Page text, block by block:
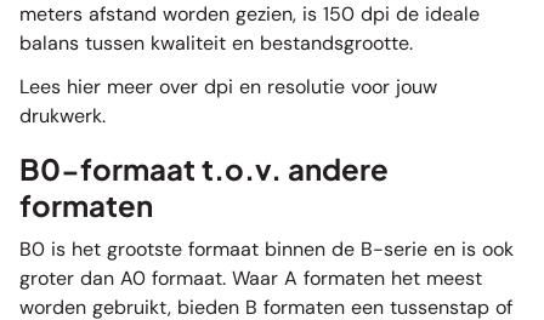
meters afstand worden gezien, is 150 dpi de ideale
balans tussen kwaliteit en bestandsgrootte.
Lees hier meer over dpi en resolutie voor jouw
drukwerk.
B0-formaat t.o.v. andere
formaten
B0 is het grootste formaat binnen de B-serie en is ook
groter dan A0 formaat. Waar A formaten het meest
worden gebruikt, bieden B formaten een tussenstap of